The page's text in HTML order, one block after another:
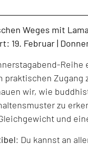
Weges mit
19. Februar |
Reihe
praktischen
wir, wie
zu
und
: Du kannst an